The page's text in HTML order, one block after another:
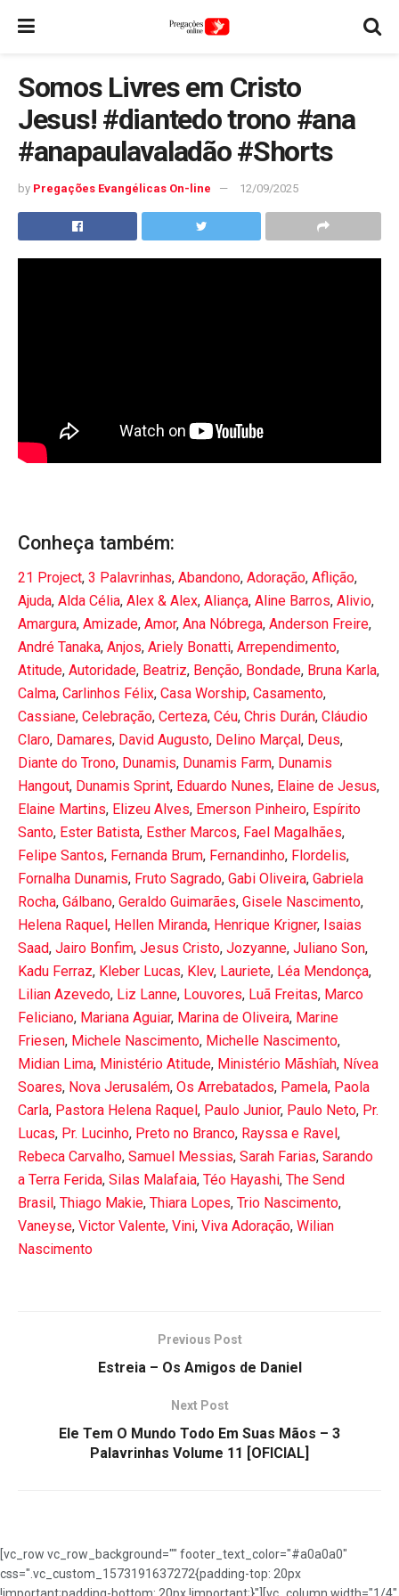
Somos Livres em Cristo
Jesus! #diantedo trono #ana
#anapaulavaladão #Shorts
by Pregações Evangélicas On-line 12/09/2025
Conheça também:
21 Project, 3 Palavrinhas, Abandono, Adoração, Aflição,
Ajuda, Alda Célia, Alex & Alex, Aliança, Aline Barros, Alivio,
Amargura, Amizade, Amor, Ana Nóbrega, Anderson Freire,
André Tanaka, Anjos, Ariely Bonatti, Arrependimento,
Atitude, Autoridade, Beatriz, Benção, Bondade, Bruna Karla,
Calma, Carlinhos Félix, Casa Worship, Casamento,
Cassiane, Celebração, Certeza, Céu, Chris Durán, Cláudio
Claro, Damares, David Augusto, Delino Marçal, Deus,
Diante do Trono, Dunamis, Dunamis Farm, Dunamis
Hangout, Dunamis Sprint, Eduardo Nunes, Elaine de Jesus,
Elaine Martins, Elizeu Alves, Emerson Pinheiro, Espírito
Santo, Ester Batista, Esther Marcos, Fael Magalhães,
Felipe Santos, Fernanda Brum, Fernandinho, Flordelis,
Fornalha Dunamis, Fruto Sagrado, Gabi Oliveira, Gabriela
Rocha, Gálbano, Geraldo Guimarães, Gisele Nascimento,
Helena Raquel, Hellen Miranda, Henrique Krigner, Isaias
Saad, Jairo Bonfim, Jesus Cristo, Jozyanne, Juliano Son,
Kadu Ferraz, Kleber Lucas, Klev, Lauriete, Léa Mendonça,
Lilian Azevedo, Liz Lanne, Louvores, Luã Freitas, Marco
Feliciano, Mariana Aguiar, Marina de Oliveira, Marine
Friesen, Michele Nascimento, Michelle Nascimento,
Midian Lima, Ministério Atitude, Ministério Mãshîah, Nívea
Soares, Nova Jerusalém, Os Arrebatados, Pamela, Paola
Carla, Pastora Helena Raquel, Paulo Junior, Paulo Neto, Pr.
Lucas, Pr. Lucinho, Preto no Branco, Rayssa e Ravel,
Rebeca Carvalho, Samuel Messias, Sarah Farias, Sarando
a Terra Ferida, Silas Malafaia, Téo Hayashi, The Send
Brasil, Thiago Makie, Thiara Lopes, Trio Nascimento,
Vaneyse, Victor Valente, Vini, Viva Adoração, Wilian
Nascimento
Previous Post
Estreia – Os Amigos de Daniel
Next Post
Ele Tem O Mundo Todo Em Suas Mãos – 3
Palavrinhas Volume 11 [OFICIAL]
[vc_row vc_row_background="" footer_text_color="#a0a0a0"
css=".vc_custom_1573191637272{padding-top: 20px
!important;padding-bottom: 20px !important;}"][vc_column width="1/4"